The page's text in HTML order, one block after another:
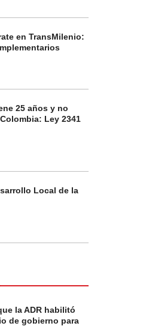
en TransMilenio:
25 años y no
Ley 2341
Local de la
la ADR habilitó
de gobierno para